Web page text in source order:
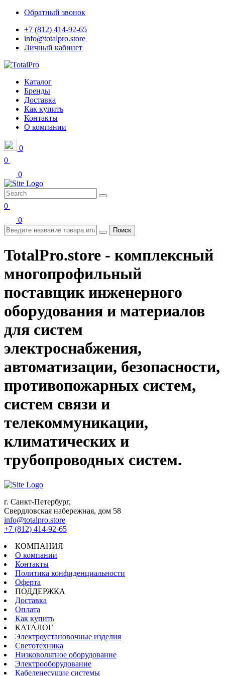
Обратный звонок
+7 (812) 414-92-65
info@totalpro.store
Личный кабинет
Каталог
Бренды
Доставка
Как купить
Контакты
О компании
0
0
0
0
0
Поиск
TotalPro.store - комплексный
многопрофильный
поставщик инженерного
оборудования и материалов
для систем
электроснабжения,
автоматизации, безопасности,
противопожарных систем,
систем связи и
телекоммуникации,
климатических и
трубопроводных систем.
г. Санкт-Петербург,
Свердловская набережная, дом 58
info@totalpro.store
+7 (812) 414-92-65
КОМПАНИЯ
О компании
Контакты
Политика конфиденциальности
Оферта
ПОДДЕРЖКА
Доставка
Оплата
Как купить
КАТАЛОГ
Электроустановочные изделия
Светотехника
Низковольтное оборудование
Электрооборудование
Кабеленесущие системы